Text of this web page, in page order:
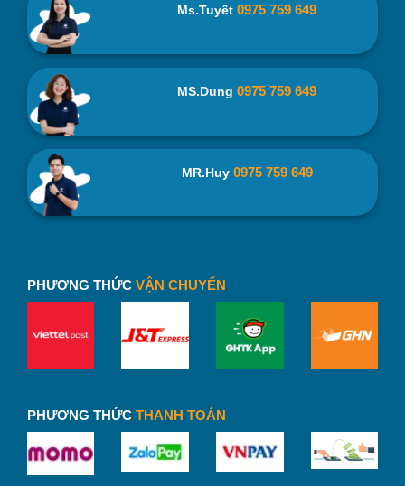
Túi Vải Canvas Có Quai Xách TVC01-3 In Logo Trường Đại
Ms.Tuyết 0975 759 649
MS.Dung 0975 759 649
MR.Huy 0975 759 649
PHƯƠNG THỨC VẬN CHUYỂN
PHƯƠNG THỨC THANH TOÁN